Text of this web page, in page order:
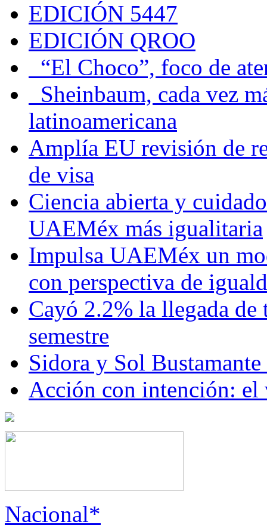
EDICIÓN 5447
EDICIÓN QROO
“El Choco”, foco de
Sheinbaum, cada vez
latinoamericana
Amplía EU revisión de
de visa
Ciencia abierta y
UAEMéx más igualitaria
Impulsa UAEMéx un
con perspectiva de
Cayó 2.2% la llegada de
semestre
Sidora y Sol
Acción con intención: el
Nacional*